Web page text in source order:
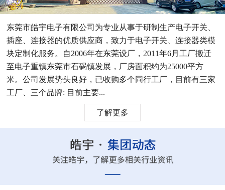
东莞市皓宇电子有限公司为专业从事于研制生产电子开关、
插座、连接器的优质供应商，致力于电子开关、连接器类模
块定制化服务。自2006年在东莞设厂，2011年6月工厂搬迁
至电子重镇东莞市石碣镇发展，厂房面积约为25000平方
米。公司发展势头良好，已收购多个同行工厂，目前有三家
工厂、三个品牌: 目前主要...
了解更多